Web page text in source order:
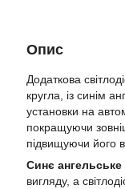
Опис
Додаткова
кругла, із синім
установки на
покращуючи
підвищуючи його
Синє ангельське
вигляду, а